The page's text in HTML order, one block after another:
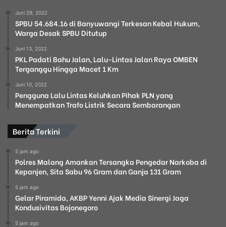
Juni 29, 2022
SPBU 54.684.16 di Banyuwangi Terkesan Kebal Hukum,
Warga Desak SPBU Ditutup
Juni 13, 2022
PKL Padati Bahu Jalan, Lalu-Lintas Jalan Raya OMBEN
Terganggu Hingga Macet 1 Km
Juni 10, 2022
Pengguna Lalu Lintas Keluhkan Pihak PLN yang
Menempatkan Trafo Listrik Secara Sembarangan
Berita Terkini
5 jam ago
Polres Malang Amankan Tersangka Pengedar Narkoba di
Kepanjen, Sita Sabu 96 Gram dan Ganja 131 Gram
5 jam ago
Gelar Piramida, AKBP Yenni Ajak Media Sinergi Jaga
Kondusivitas Bojonegoro
5 jam ago